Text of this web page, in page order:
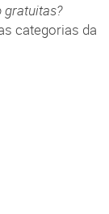
gratuitas?
categorias da